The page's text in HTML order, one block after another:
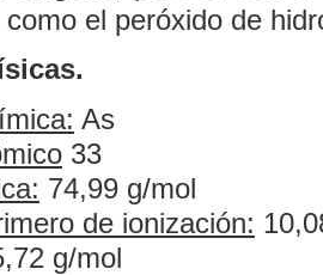
el peróxido de
As
33
74,99 g/mol
de ionización:
g/mol